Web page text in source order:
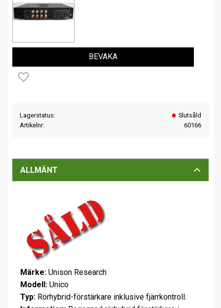
Lägg till i favoriter
BEVAKA
Lagerstatus
Slutsåld
Artikelnr
60166
ALLMÄNT
Märke: Unison Research
Modell: Unico
Typ: Rörhybrid-förstärkare inklusive fjärrkontroll.